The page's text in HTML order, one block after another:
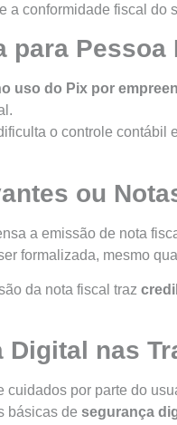
a conformidade fiscal do
para
uso do Pix por
o controle contábil
ou
a emissão de nota
formalizada, mesmo
da nota fiscal traz
Digital nas
cuidados por parte do
básicas de segurança